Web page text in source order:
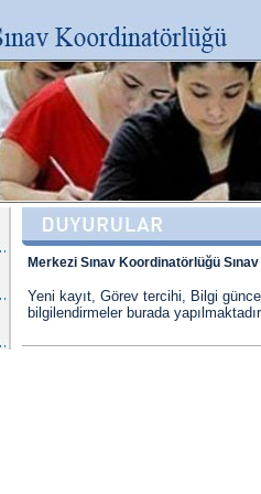
Merkezi Sınav Koordinatörlüğü
Yeni kayıt, Görev tercihi, Bilgi
bilgilendirmeler burada